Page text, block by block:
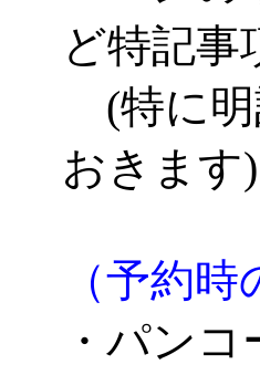
ど特記事
(特に明
おきます)
（予約
・パン